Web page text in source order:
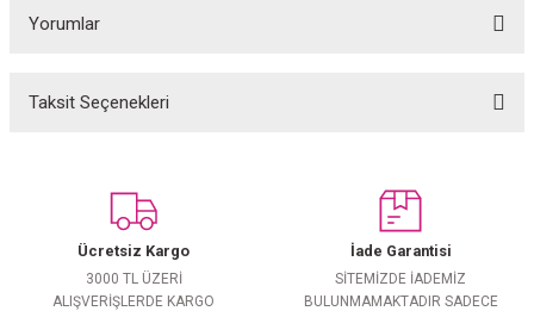
Yorumlar
Taksit Seçenekleri
Ücretsiz Kargo
3000 TL ÜZERİ
ALIŞVERİŞLERDE KARGO
İade Garantisi
SİTEMİZDE İADEMİZ
BULUNMAMAKTADIR SADECE